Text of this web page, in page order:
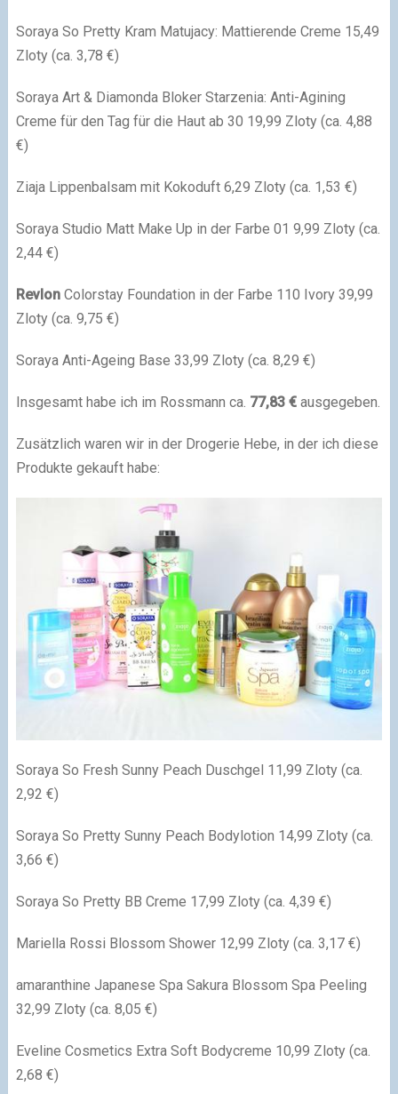
Soraya So Pretty Kram Matujacy: Mattierende Creme 15,49
Zloty (ca. 3,78 €)
Soraya Art & Diamonda Bloker Starzenia: Anti-Agining
Creme für den Tag für die Haut ab 30 19,99 Zloty (ca. 4,88
€)
Ziaja Lippenbalsam mit Kokoduft 6,29 Zloty (ca. 1,53 €)
Soraya Studio Matt Make Up in der Farbe 01 9,99 Zloty (ca.
2,44 €)
RevlonColorstay Foundation in der Farbe 110 Ivory 39,99
Zloty (ca. 9,75 €)
Soraya Anti-Ageing Base 33,99 Zloty (ca. 8,29 €)
Insgesamt habe ich im Rossmann ca. 77,83 €ausgegeben.
Zusätzlich waren wir in der Drogerie Hebe, in der ich diese
Produkte gekauft habe:
Soraya So Fresh Sunny Peach Duschgel 11,99 Zloty (ca.
2,92 €)
Soraya So Pretty Sunny Peach Bodylotion 14,99 Zloty (ca.
3,66 €)
Soraya So Pretty BB Creme 17,99 Zloty (ca. 4,39 €)
Mariella Rossi Blossom Shower 12,99 Zloty (ca. 3,17 €)
amaranthine Japanese Spa Sakura Blossom Spa Peeling
32,99 Zloty (ca. 8,05 €)
Eveline Cosmetics Extra Soft Bodycreme 10,99 Zloty (ca.
2,68 €)